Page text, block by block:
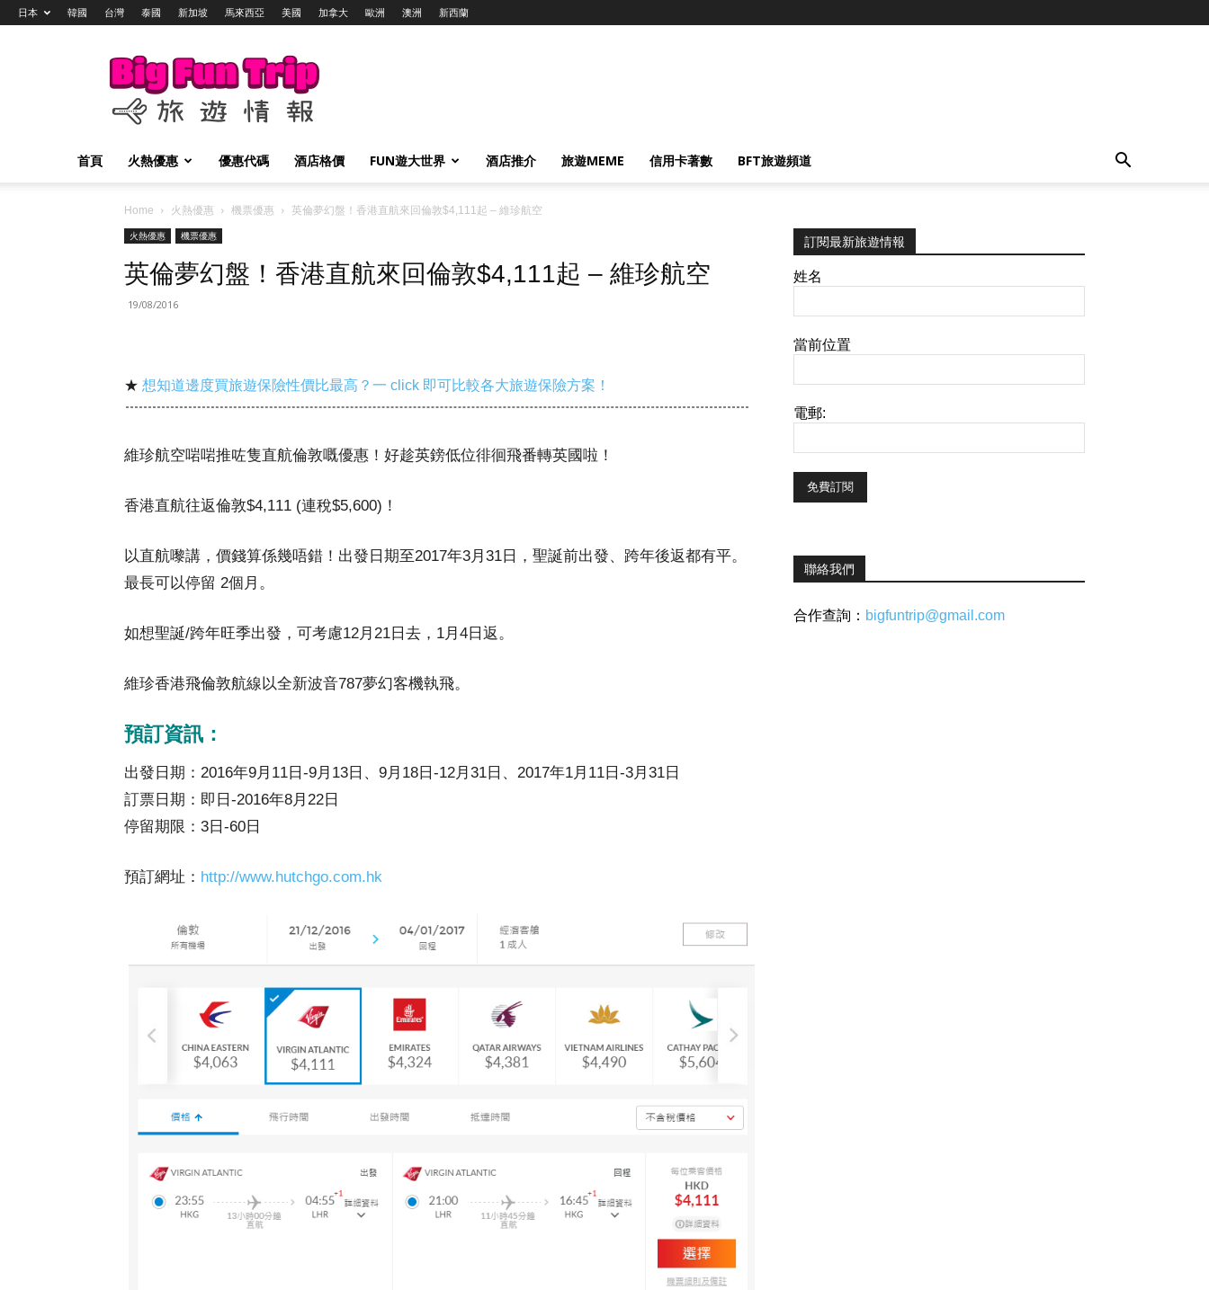
日本 韓國 台灣 泰國 新加坡 馬來西亞 美國 加拿大 歐洲 澳洲 新西蘭
Big
Trip
旅
情
報
首頁 火熱優惠 優惠代碼 酒店格價 FUN遊大世界 酒店推介 旅遊MEME 信用卡著數 BFT旅遊頻道
Home 火熱優惠 機票優惠
英倫夢幻盤！香港直航來回倫敦$4,111起 – 維珍航空
火熱優惠
機票優惠
英倫夢幻盤！香港直航來回倫敦$4,111起 – 維珍航空
19/08/2016
★ 想知道邊度買旅遊保險性價比最高？一 click 即可比較各大旅遊保險方案！
維珍航空啱啱推咗隻直航倫敦嘅優惠！好趁英鎊低位徘徊飛番轉英國啦！
香港直航往返倫敦$4,111 (連稅$5,600)！
以直航嚟講，價錢算係幾唔錯！出發日期至2017年3月31日，聖誕前出發、跨年後返都有平。
最長可以停留 2個月。
如想聖誕/跨年旺季出發，可考慮12月21日去，1月4日返。
維珍香港飛倫敦航線以全新波音787夢幻客機執飛。
預訂資訊：
出發日期：2016年9月11日-9月13日、9月18日-12月31日、2017年1月11日-3月31日
訂票日期：即日-2016年8月22日
停留期限：3日-60日
預訂網址： http://www.hutchgo.com.hk
訂閱最新旅遊情報
姓名
當前位置
電郵:
聯絡我們
合作查詢： bigfuntrip@gmail.com